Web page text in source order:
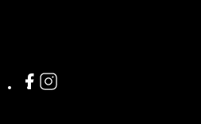
Facebook
Instagram